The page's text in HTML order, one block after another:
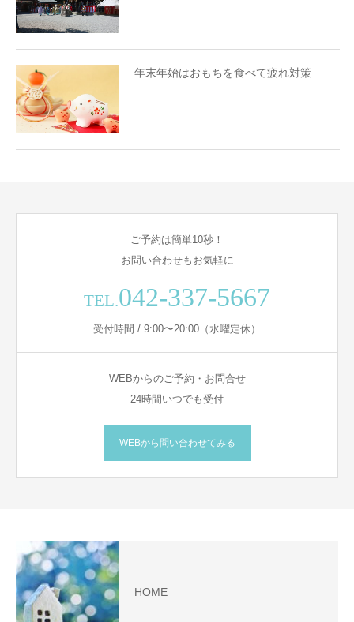
年末年始はおもちを食べて疲れ対策
ご予約は簡単10秒！
お問い合わせもお気軽に
TEL.042-337-5667
受付時間 / 9:00〜20:00（水曜定休）
WEBからのご予約・お問合せ
24時間いつでも受付
WEBから問い合わせてみる
HOME